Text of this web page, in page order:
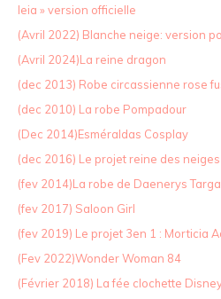
leia » version officielle
(Avril 2022) Blanche neige: version
(Avril 2024)La reine dragon
(dec 2013) Robe circassienne rose
(dec 2010) La robe Pompadour
(Dec 2014)Esméraldas Cosplay
(dec 2016) Le projet reine des neiges
(fev 2014)La robe de Daenerys
(fev 2017) Saloon Girl
(fev 2019) Le projet 3en 1 : Morticia
(Fev 2022)Wonder Woman 84
(Février 2018) La fée clochette